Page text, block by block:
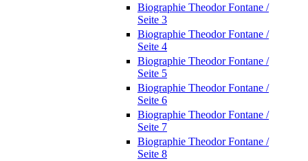
Biographie Theodor Fontane /
Seite 3
Biographie Theodor Fontane /
Seite 4
Biographie Theodor Fontane /
Seite 5
Biographie Theodor Fontane /
Seite 6
Biographie Theodor Fontane /
Seite 7
Biographie Theodor Fontane /
Seite 8